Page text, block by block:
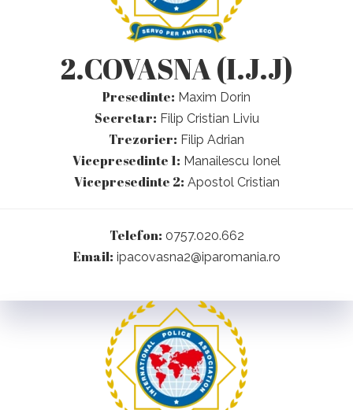
2.COVASNA (I.J.J)
Presedinte: Maxim Dorin
Secretar: Filip Cristian Liviu
Trezorier: Filip Adrian
Vicepresedinte 1: Manailescu Ionel
Vicepresedinte 2: Apostol Cristian
Telefon: 0757.020.662
Email: ipacovasna2@iparomania.ro